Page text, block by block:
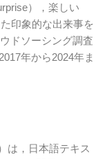
），楽しい
印象的な出来事を
ドソーシング調査
2017年から2024年ま
は，日本語テキス